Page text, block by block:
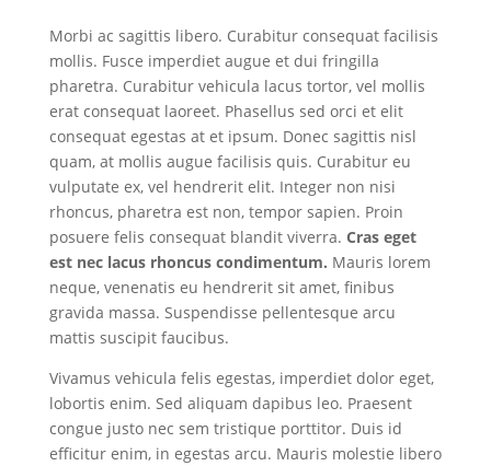
Morbi ac sagittis libero. Curabitur consequat facilisis
mollis. Fusce imperdiet augue et dui fringilla
pharetra. Curabitur vehicula lacus tortor, vel mollis
erat consequat laoreet. Phasellus sed orci et elit
consequat egestas at et ipsum. Donec sagittis nisl
quam, at mollis augue facilisis quis. Curabitur eu
vulputate ex, vel hendrerit elit. Integer non nisi
rhoncus, pharetra est non, tempor sapien. Proin
posuere felis consequat blandit viverra. Cras eget
est nec lacus rhoncus condimentum. Mauris lorem
neque, venenatis eu hendrerit sit amet, finibus
gravida massa. Suspendisse pellentesque arcu
mattis suscipit faucibus.
Vivamus vehicula felis egestas, imperdiet dolor eget,
lobortis enim. Sed aliquam dapibus leo. Praesent
congue justo nec sem tristique porttitor. Duis id
efficitur enim, in egestas arcu. Mauris molestie libero